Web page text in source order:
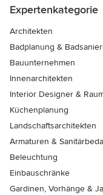
Expertenkategorie
Architekten
Badplanung &
Bauunternehmen
Innenarchitekten
Interior Designer &
Küchenplanung
Landschaftsarchitekten
Armaturen &
Beleuchtung
Einbauschränke
Gardinen, Vorhänge &